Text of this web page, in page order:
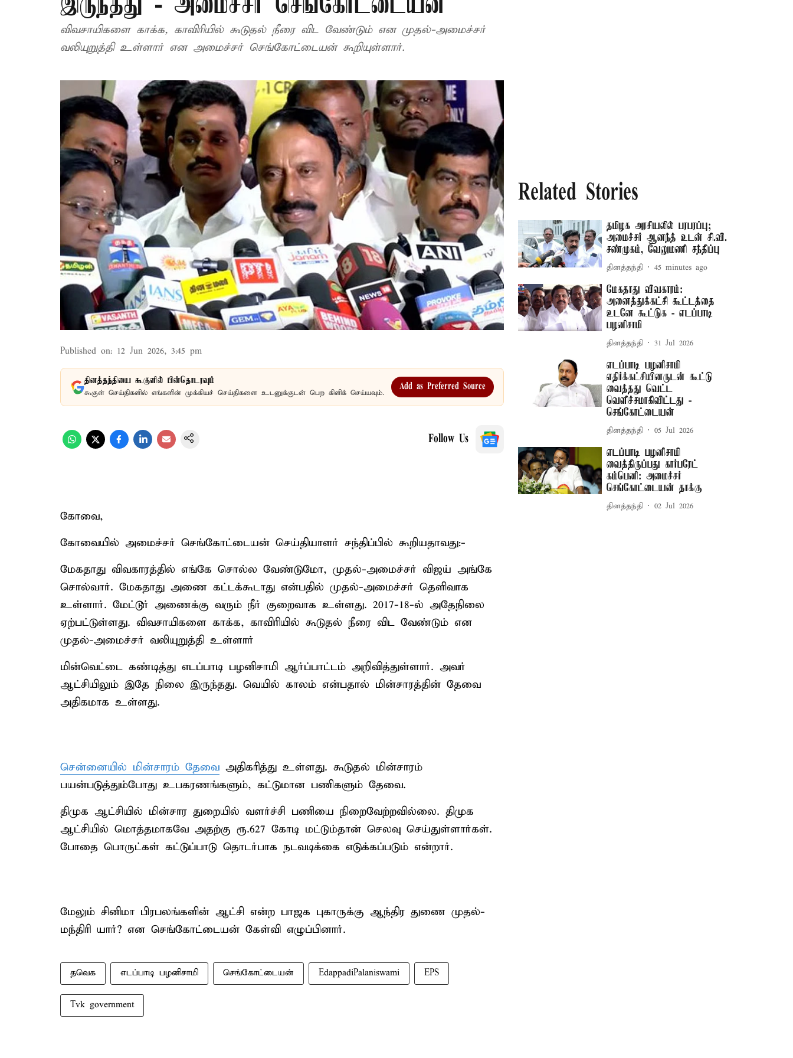
விவசாயிகளை காக்க, காவிரியில் கூடுதல் நீரை விட வேண்டும் என முதல்-அமைச்சர்
வலியுறுத்தி உள்ளார் என அமைச்சர் செங்கோட்டையன் கூறியுள்ளார்.
Published on: 12 Jun 2026, 3:45 pm
தினத்தந்தியை கூகுளில் பின்தொடரவும்
கூகுள் செய்திகளில் எங்களின் முக்கியச் செய்திகளை உடனுக்குடன் பெற கிளிக் செய்யவும்.
Add as Preferred Source
Follow Us
கோவை,
கோவையில் அமைச்சர் செங்கோட்டையன் செய்தியாளர் சந்திப்பில் கூறியதாவது:-
மேகதாது விவகாரத்தில் எங்கே சொல்ல வேண்டுமோ, முதல்-அமைச்சர் விஜய் அங்கே
சொல்வார். மேகதாது அணை கட்டக்கூடாது என்பதில் முதல்-அமைச்சர் தெளிவாக
உள்ளார். மேட்டூர் அணைக்கு வரும் நீர் குறைவாக உள்ளது. 2017-18-ல் அதேநிலை
ஏற்பட்டுள்ளது. விவசாயிகளை காக்க, காவிரியில் கூடுதல் நீரை விட வேண்டும் என
முதல்-அமைச்சர் வலியுறுத்தி உள்ளார்
மின்வெட்டை கண்டித்து எடப்பாடி பழனிசாமி ஆர்ப்பாட்டம் அறிவித்துள்ளார். அவர்
ஆட்சியிலும் இதே நிலை இருந்தது. வெயில் காலம் என்பதால் மின்சாரத்தின் தேவை
அதிகமாக உள்ளது.
சென்னையில் மின்சாரம் தேவை அதிகரித்து உள்ளது. கூடுதல் மின்சாரம்
பயன்படுத்தும்போது உபகரணங்களும், கட்டுமான பணிகளும் தேவை.
திமுக ஆட்சியில் மின்சார துறையில் வளர்ச்சி பணியை நிறைவேற்றவில்லை. திமுக
ஆட்சியில் மொத்தமாகவே அதற்கு ரூ.627 கோடி மட்டும்தான் செலவு செய்துள்ளார்கள்.
போதை பொருட்கள் கட்டுப்பாடு தொடர்பாக நடவடிக்கை எடுக்கப்படும் என்றார்.
மேலும் சினிமா பிரபலங்களின் ஆட்சி என்ற பாஜக புகாருக்கு ஆந்திர துணை முதல்-
மந்திரி யார்? என செங்கோட்டையன் கேள்வி எழுப்பினார்.
தவெக எடப்பாடி பழனிசாமி செங்கோட்டையன் EdappadiPalaniswami EPS
Tvk government
Related Stories
தமிழக அரசியலில் பரபரப்பு;
அமைச்சர் ஆனந்த் உடன் சி.வி.
சண்முகம், வேலுமணி சந்திப்பு
தினத்தந்தி 45 minutes ago
மேகதாது விவகாரம்:
அனைத்துக்கட்சி கூட்டத்தை
உடனே கூட்டுக - எடப்பாடி
பழனிசாமி
தினத்தந்தி 31 Jul 2026
எடப்பாடி பழனிசாமி
எதிர்க்கட்சியினருடன் கூட்டு
வைத்தது வெட்ட
வெளிச்சமாகிவிட்டது -
செங்கோட்டையன்
தினத்தந்தி 05 Jul 2026
எடப்பாடி பழனிசாமி
வைத்திருப்பது கார்பரேட்
கம்பெனி: அமைச்சர்
செங்கோட்டையன் தாக்கு
தினத்தந்தி 02 Jul 2026